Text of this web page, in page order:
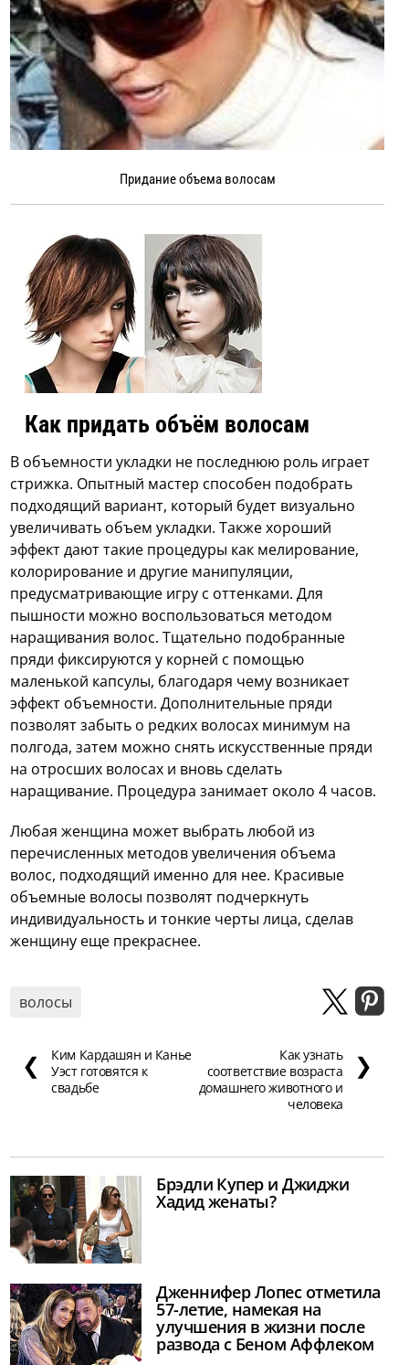
Придание объема волосам
Как придать объём волосам
В объемности укладки не последнюю роль играет
стрижка. Опытный мастер способен подобрать
подходящий вариант, который будет визуально
увеличивать объем укладки. Также хороший
эффект дают такие процедуры как мелирование,
колорирование и другие манипуляции,
предусматривающие игру с оттенками. Для
пышности можно воспользоваться методом
наращивания волос. Тщательно подобранные
пряди фиксируются у корней с помощью
маленькой капсулы, благодаря чему возникает
эффект объемности. Дополнительные пряди
позволят забыть о редких волосах минимум на
полгода, затем можно снять искусственные пряди
на отросших волосах и вновь сделать
наращивание. Процедура занимает около 4 часов.
Любая женщина может выбрать любой из
перечисленных методов увеличения объема
волос, подходящий именно для нее. Красивые
объемные волосы позволят подчеркнуть
индивидуальность и тонкие черты лица, сделав
женщину еще прекраснее.
волосы
❮
Ким Кардашян и Канье
Уэст готовятся к
свадьбе
Как узнать
соответствие возраста
домашнего животного и
человека
❯
Брэдли Купер и Джиджи
Хадид женаты?
Дженнифер Лопес отметила
57-летие, намекая на
улучшения в жизни после
развода с Беном Аффлеком